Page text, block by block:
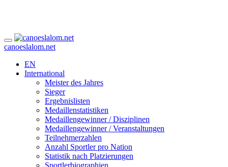
canoeslalom.net
EN
International
Meister des Jahres
Sieger
Ergebnislisten
Medaillenstatistiken
Medaillengewinner / Disziplinen
Medaillengewinner / Veranstaltungen
Teilnehmerzahlen
Anzahl Sportler pro Nation
Statistik nach Platzierungen
Sportlerbiographien